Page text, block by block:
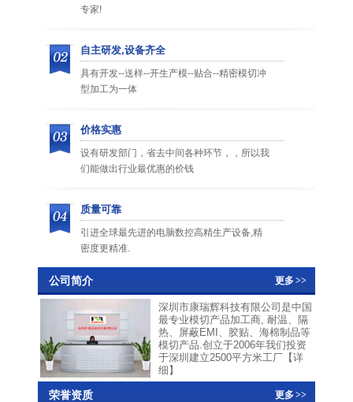
专家!
自主研发,设备齐全
具有开发--送样--开生产模--贴合--精密模切冲
型加工为一体
价格实惠
设有研发部门，省去中间各种环节，，所以我
们能做出行业最优惠的价钱
质量可靠
引进全球最先进的电脑数控高精生产设备,精
密度更精准.
更多>>
公司简介
深圳市康瑞辉科技有限公司是中国
最专业模切产品加工商, 耐温、隔
热、屏蔽EMI、胶贴、海棉制品等
模切产品.创立于2006年我们投资
于深圳建立2500平方米工厂 【详
细】
更多>>
荣誉资质